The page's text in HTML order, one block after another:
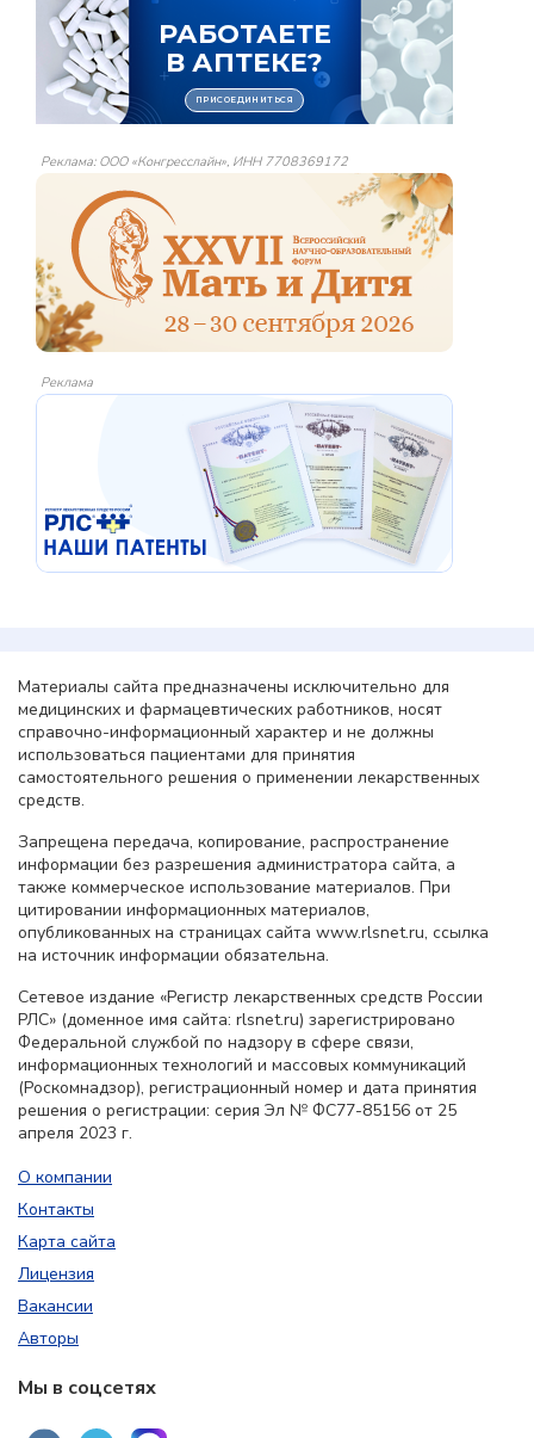
Реклама: ООО «Конгресслайн», ИНН 7708369172
Реклама
Материалы сайта предназначены исключительно для
медицинских и фармацевтических работников, носят
справочно-информационный характер и не должны
использоваться пациентами для принятия
самостоятельного решения о применении лекарственных
средств.
Запрещена передача, копирование, распространение
информации без разрешения администратора сайта, а
также коммерческое использование материалов. При
цитировании информационных материалов,
опубликованных на страницах сайта www.rlsnet.ru, ссылка
на источник информации обязательна.
Сетевое издание «Регистр лекарственных средств России
РЛС» (доменное имя сайта: rlsnet.ru) зарегистрировано
Федеральной службой по надзору в сфере связи,
информационных технологий и массовых коммуникаций
(Роскомнадзор), регистрационный номер и дата принятия
решения о регистрации: серия Эл № ФС77-85156 от 25
апреля 2023 г.
О компании
Контакты
Карта сайта
Лицензия
Вакансии
Авторы
Мы в соцсетях